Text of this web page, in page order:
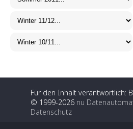
Für den Inhalt verantwortlich:
© 1999-2026 nu
Datenschutz